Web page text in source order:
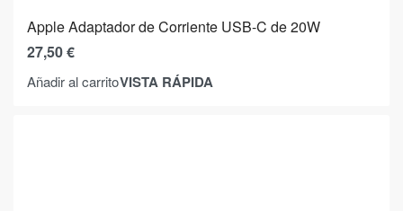
Apple Adaptador de Corriente USB-C de 20W
27,50€
Añadir al carritoVISTA RÁPIDA